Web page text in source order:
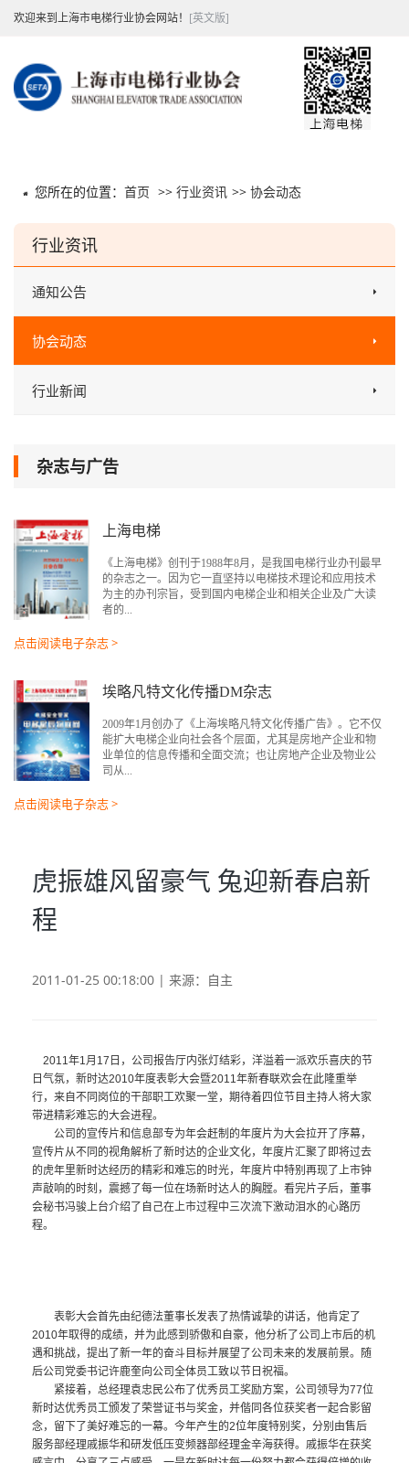
欢迎来到上海市电梯行业协会网站！ [英文版]
您所在的位置： 首页 >> 行业资讯 >> 协会动态
行业资讯
通知公告
协会动态
行业新闻
杂志与广告
上海电梯
《上海电梯》创刊于1988年8月，是我国电梯行业办刊最早
的杂志之一。因为它一直坚持以电梯技术理论和应用技术
为主的办刊宗旨，受到国内电梯企业和相关企业及广大读
者的...
点击阅读电子杂志 >
埃略凡特文化传播DM杂志
2009年1月创办了《上海埃略凡特文化传播广告》。它不仅
能扩大电梯企业向社会各个层面，尤其是房地产企业和物
业单位的信息传播和全面交流；也让房地产企业及物业公
司从...
点击阅读电子杂志 >
虎振雄风留豪气 兔迎新春启新
程
2011-01-25 00:18:00 | 来源：自主
2011年1月 17 日 ，公司报告厅内张灯结彩，洋溢着一派欢乐喜庆的节
日气氛，新时达2010年度表彰大会暨2011年新春联欢会在此隆重举
行，来自不同岗位的干部职工欢聚一堂，期待着四位节目主持人将大家
带进精彩难忘的大会进程。
公司的宣传片和信息部专为年会赶制的年度片为大会拉开了序幕，
宣传片从不同的视角解析了新时达的企业文化，年度片汇聚了即将过去
的虎年里新时达经历的精彩和难忘的时光，年度片中特别再现了上市钟
声敲响的时刻，震撼了每一位在场新时达人的胸膛。看完片子后，董事
会秘书冯骏上台介绍了自己在上市过程中三次流下激动泪水的心路历
程。
表彰大会首先由纪德法董事长发表了热情诚挚的讲话，他肯定了
2010年取得的成绩，并为此感到骄傲和自豪，他分析了公司上市后的机
遇和挑战，提出了新一年的奋斗目标并展望了公司未来的发展前景。随
后公司党委书记许鹿奎向公司全体员工致以节日祝福。
紧接着，总经理袁忠民公布了优秀员工奖励方案，公司领导为77位
新时达优秀员工颁发了荣誉证书与奖金，并偕同各位获奖者一起合影留
念，留下了美好难忘的一幕。今年产生的2位年度特别奖，分别由售后
服务部经理戚振华和研发低压变频器部经理金辛海获得。戚振华在获奖